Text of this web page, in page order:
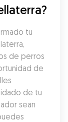
tu
de perros
de
de tu
sean